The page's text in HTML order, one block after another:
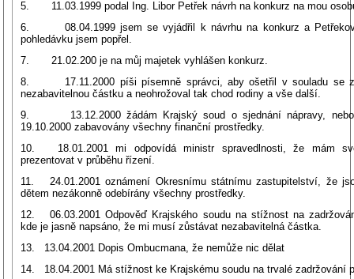
5. 11.03.1999 podal Ing. Libor Petřek návrh na konkurz na mou
6. 08.04.1999 jsem se vyjádřil k návrhu na konkurz a
pohledávku jsem popřel.
7. 21.02.200 je na můj majetek vyhlášen konkurz.
8. 17.11.2000 píši písemně správci, aby ošetřil v souladu se
nezabavitelnou částku a neohrožoval tak chod rodiny a vše další.
9. 13.12.2000 žádám Krajský soud o sjednání nápravy,
19.10.2000 zabavovány všechny finanční prostředky.
10. 18.01.2001 mi odpovídá ministr spravedlnosti, že mám
prezentovat v průběhu řízení.
11. 24.01.2001 oznámení Okresnímu státnímu zastupitelství, že
dětem nezákonně odebírány všechny prostředky.
12. 06.03.2001 Odpověď Krajského soudu na stížnost na
kde je jasně napsáno, že mi musí zůstávat nezabavitelná částka.
13. 13.04.2001 Dopis Ombucmana, že nemůže nic dělat
14. 18.04.2001 Má stížnost ke Krajskému soudu na trvalé zadržování